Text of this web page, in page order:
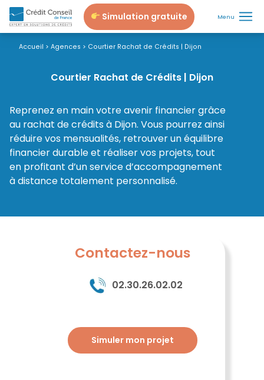
Simulation gratuite Menu
Accueil > Agences > Courtier Rachat de Crédits | Dijon
Courtier Rachat de Crédits | Dijon
Reprenez en main votre avenir financier grâce
au rachat de crédits à Dijon. Vous pourrez ainsi
réduire vos mensualités, retrouver un équilibre
financier durable et réaliser vos projets, tout
en profitant d’un service d’accompagnement
à distance totalement personnalisé.
Contactez-nous
02.30.26.02.02
Simuler mon projet